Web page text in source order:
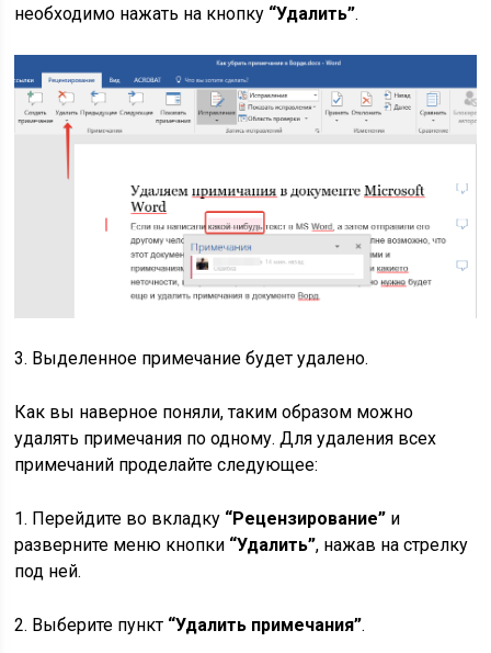
необходимо нажать на кнопку “Удалить”.
3. Выделенное примечание будет удалено.
Как вы наверное поняли, таким образом можно
удалять примечания по одному. Для удаления всех
примечаний проделайте следующее:
1. Перейдите во вкладку “Рецензирование” и
разверните меню кнопки “Удалить”, нажав на стрелку
под ней.
2. Выберите пункт “Удалить примечания”.